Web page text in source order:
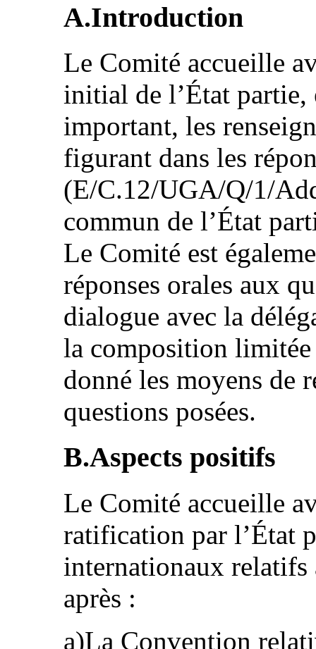
A.Introduction
Le Comité accueille
initial de l’État partie,
important, les
figurant dans les
(E/C.12/UGA/Q/1/
commun de l’État
Le Comité est
réponses orales aux
dialogue avec la
la composition
donné les moyens de
questions posées.
B.Aspects positifs
Le Comité accueille
ratification par l’État
internationaux relatifs
après :
a)La Convention